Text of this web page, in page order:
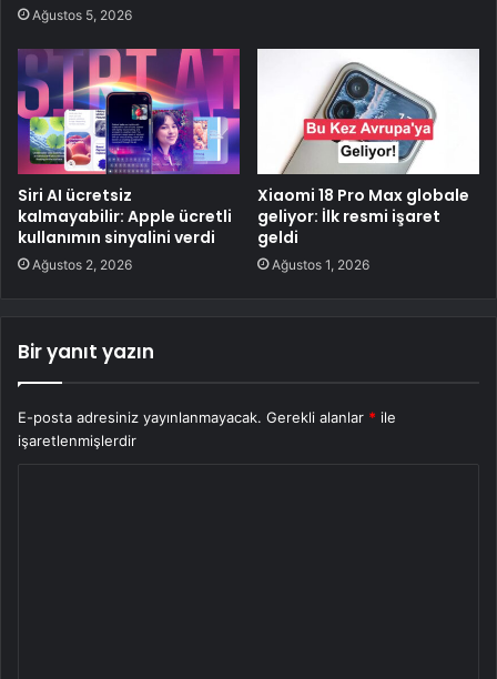
Ağustos 5, 2026
Siri AI ücretsiz
kalmayabilir: Apple ücretli
kullanımın sinyalini verdi
Ağustos 2, 2026
Xiaomi 18 Pro Max globale
geliyor: İlk resmi işaret
geldi
Ağustos 1, 2026
Bir yanıt yazın
E-posta adresiniz yayınlanmayacak. Gerekli alanlar * ile
işaretlenmişlerdir